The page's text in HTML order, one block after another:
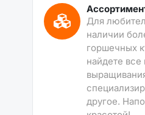
Для
наличии
горшечных
найдете
другое.